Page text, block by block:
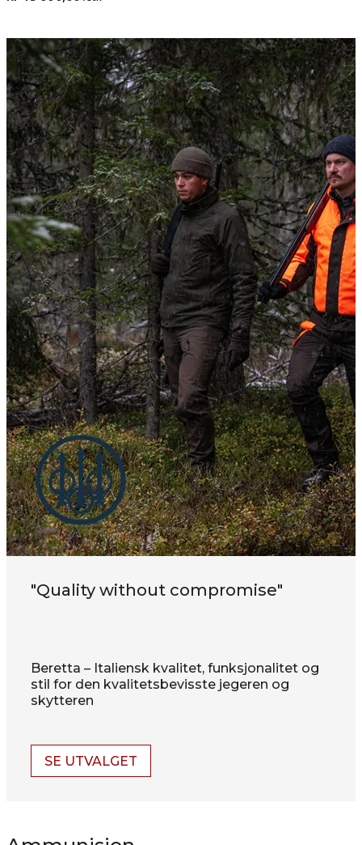
"Quality without compromise"
Beretta – Italiensk kvalitet, funksjonalitet og
stil for den kvalitetsbevisste jegeren og
skytteren
SE UTVALGET